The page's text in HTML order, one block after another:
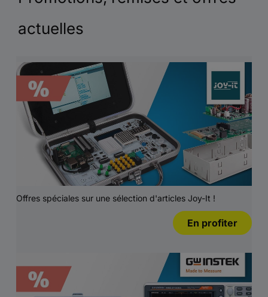
actuelles
Offres spéciales sur une sélection d'articles Joy-It !
En profiter